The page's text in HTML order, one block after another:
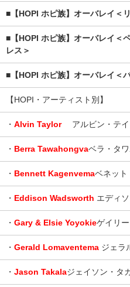
■【HOPI ホピ族】オーバレイ＜
■【HOPI ホピ族】オーバレイ＜
レス＞
■【HOPI ホピ族】オーバレイ＜
【HOPI・アーティスト別】
・ Alvin Taylor アルビン・テ
・ Berra Tawahongvaベラ・タ
・ Bennett Kagenvemaベネット
・ Eddison Wadsworth エディ
・ Gary & Elsie Yoyokieゲイリ
・ Gerald Lomaventema ジェラ
・ Jason Takalaジェイソン・タ